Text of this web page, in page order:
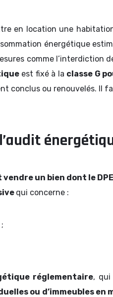
en location une
énergétique
comme l’interdiction
est fixé à la classe G
conclus ou renouvelés. Il
un bien dont le
qui concerne :
;
réglementaire, qui
ou d’immeubles en